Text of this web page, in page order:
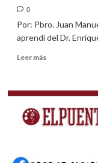
0
Por: Pbro. Juan
aprendí del Dr.
Leer másLeer
El
es
un